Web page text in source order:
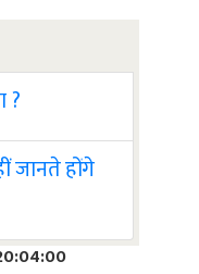
?
जानते होंगे